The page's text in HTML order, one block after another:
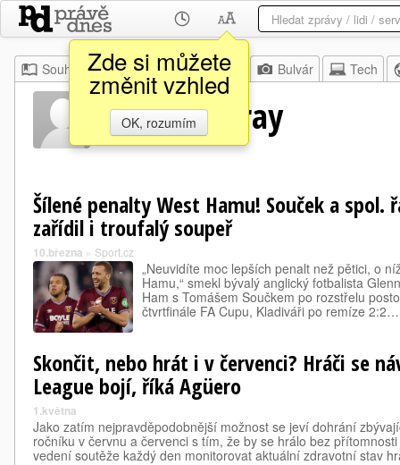
Zde si můžete
změnit vzhled
OK, rozumím
Souhrn Moje Z domova Bulvár Tech
Glenn Murray
Šílené penalty West Hamu! Souček a
zařídil i troufalý soupeř
10.března » Sport.cz
„Neuvidíte moc lepších penalt než pětici, o
Hamu,“ smekl bývalý anglický fotbalista
Ham s Tomášem Součkem po rozstřelu
čtvrtfinále FA Cupu, Kladiváři po remíze 2:2…
Skončit, nebo hrát i v červenci? Hráči se
League bojí, říká Agüero
1.května
Jako zatím nejpravděpodobnější možnost se jeví dohrání
ročníku v červnu a červenci s tím, že by se hrálo bez
vedení soutěže každý den monitorovat aktuální zdravotní stav